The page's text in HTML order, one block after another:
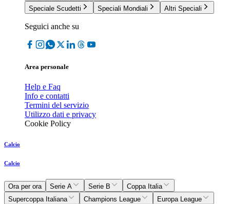
Speciale Scudetti
Speciali Mondiali Altri Speciali
Seguici anche su
Area personale
Help e Faq
Info e contatti
Termini del servizio
Utilizzo dati e privacy
Cookie Policy
Calcio
Calcio
Ora per ora Serie A Serie B
Coppa Italia
Supercoppa Italiana
Champions League
Europa League